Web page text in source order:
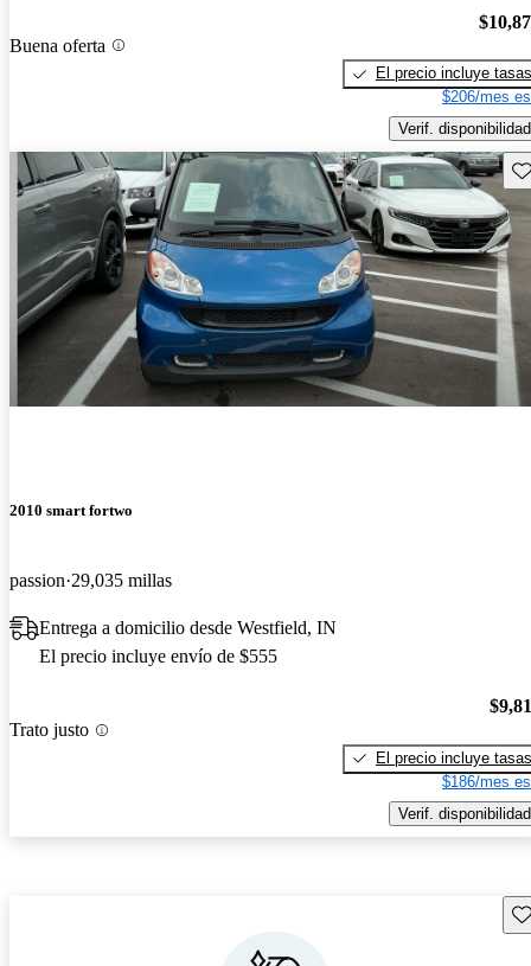
Buena oferta
El precio incluye tasas
$206/mes
Verif. disponibilidad
2010 smart fortwo
passion 29,035 millas
Entrega a domicilio desde Westfield, IN
El precio incluye envío de $555
Trato justo
El precio incluye tasas
$186/mes
Verif. disponibilidad